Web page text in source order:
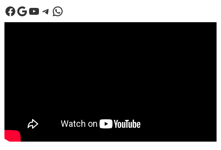
Facebook
Google
Youtube
Telegram
WhatsApp